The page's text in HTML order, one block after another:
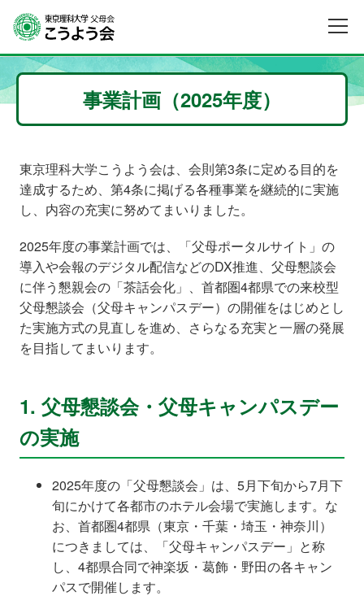
事業計画（2025年度）
東京理科大学こうよう会は、会則第3条に定める目的を
達成するため、第4条に掲げる各種事業を継続的に実施
し、内容の充実に努めてまいりました。
2025年度の事業計画では、「父母ポータルサイト」の
導入や会報のデジタル配信などのDX推進、父母懇談会
に伴う懇親会の「茶話会化」、首都圏4都県での来校型
父母懇談会（父母キャンパスデー）の開催をはじめとし
た実施方式の見直しを進め、さらなる充実と一層の発展
を目指してまいります。
1. 父母懇談会・父母キャンパスデー
の実施
2025年度の「父母懇談会」は、5月下旬から7月下
旬にかけて各都市のホテル会場で実施します。な
お、首都圏4都県（東京・千葉・埼玉・神奈川）
につきましては、「父母キャンパスデー」と称
し、4都県合同で神楽坂・葛飾・野田の各キャン
パスで開催します。